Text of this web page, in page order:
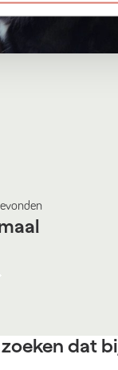
dat